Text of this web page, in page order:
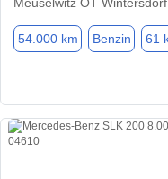
Meuselwitz OT
54.000 km Benzin 61